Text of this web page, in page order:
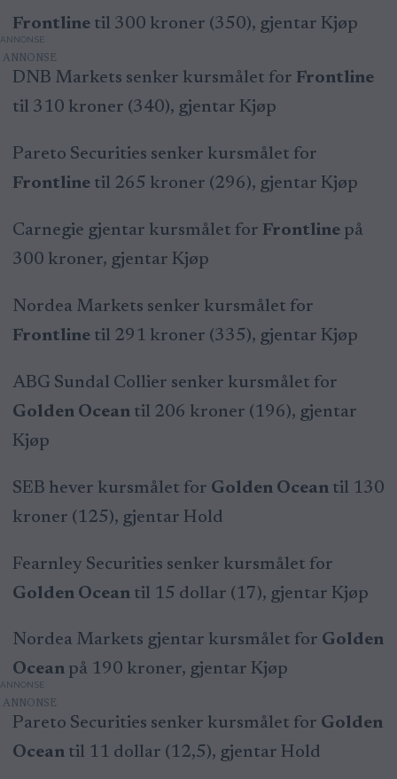
Frontlinetil 300 kroner (350), gjentar Kjøp
ANNONSE
DNB Markets senker kursmålet for Frontline
til 310 kroner (340), gjentar Kjøp
Pareto Securities senker kursmålet for
Frontlinetil 265 kroner (296), gjentar Kjøp
Carnegie gjentar kursmålet for Frontlinepå
300 kroner, gjentar Kjøp
Nordea Markets senker kursmålet for
Frontlinetil 291 kroner (335), gjentar Kjøp
ABG Sundal Collier senker kursmålet for
Golden Oceantil 206 kroner (196), gjentar
Kjøp
SEB hever kursmålet for Golden Oceantil 130
kroner (125), gjentar Hold
Fearnley Securities senker kursmålet for
Golden Oceantil 15 dollar (17), gjentar Kjøp
Nordea Markets gjentar kursmålet for Golden
Oceanpå 190 kroner, gjentar Kjøp
ANNONSE
Pareto Securities senker kursmålet for Golden
Oceantil 11 dollar (12,5), gjentar Hold